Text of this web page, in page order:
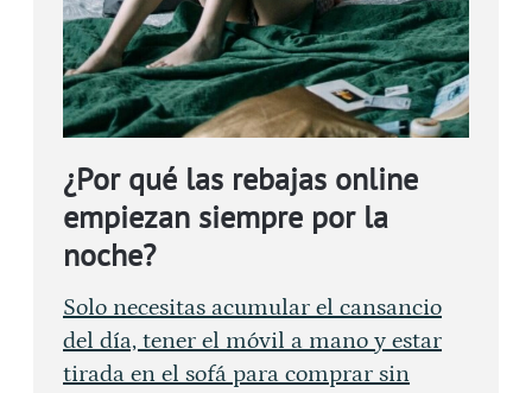
¿Por qué las rebajas online
empiezan siempre por la
noche?
Solo necesitas acumular el cansancio
del día, tener el móvil a mano y estar
tirada en el sofá para comprar sin